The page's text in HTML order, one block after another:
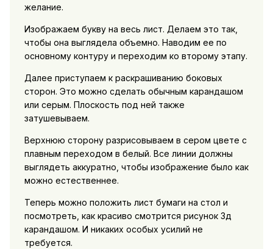
желание.
Изображаем букву на весь лист. Делаем это так,
чтобы она выглядела объемно. Наводим ее по
основному контуру и переходим ко второму этапу.
Далее приступаем к раскрашиванию боковых
сторон. Это можно сделать обычным карандашом
или серым. Плоскость под ней также
затушевываем.
Верхнюю сторону разрисовываем в сером цвете с
плавным переходом в белый. Все линии должны
выглядеть аккуратно, чтобы изображение было как
можно естественнее.
Теперь можно положить лист бумаги на стол и
посмотреть, как красиво смотрится рисунок 3д
карандашом. И никаких особых усилий не
требуется.